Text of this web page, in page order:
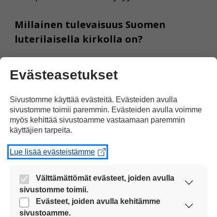
Millainen tulevaisuus Suomen
luterilaisella kirkolla on?
– Tulevaisuus näyttää kiinnostavalta.
Kirkossa on menossa suuri murros.
Olemme siirtyneet eteenpäin
ajatuksesta, että luterilaisen kirkon
asema on itsestäänselvä. Kirkko on
sukupuolta olevia avioliittoon?
– Pitäisi. Asiassa pitää saavuttaa
Evästeasetukset
Sivustomme käyttää evästeitä. Evästeiden avulla
sivustomme toimii paremmin. Evästeiden avulla voimme
myös kehittää sivustoamme vastaamaan paremmin
käyttäjien tarpeita.
Lue lisää evästeistämme
Välttämättömät evästeet, joiden avulla
sivustomme toimii.
Nämä evästeet ovat aina käytössä, jotta
sivustoamme voi käyttää sujuvasti ja turvallisesti.
Evästeet, joiden avulla kehitämme
sivustoamme.